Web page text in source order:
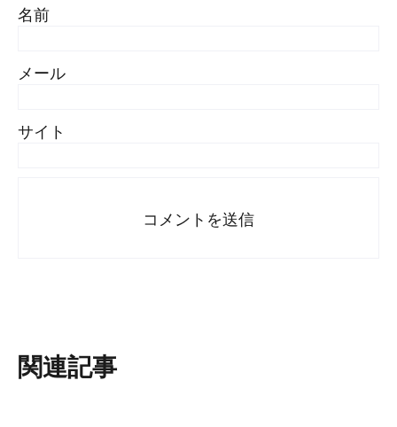
名前
メール
サイト
関連記事